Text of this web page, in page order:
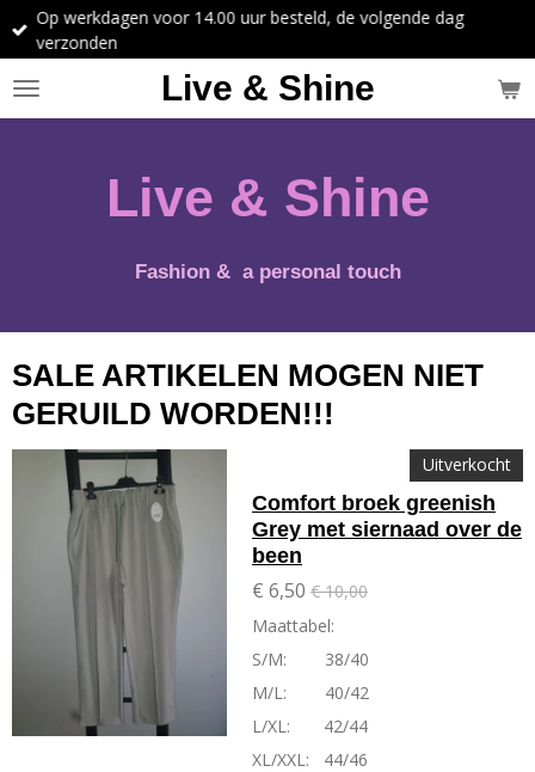
Ga
direct
de
hoofdinhoud
Live & Shine
Op werkdagen voor 14.00 uur besteld, de volgende dag
verzonden
Live & Shine
Fashion & a personal touch
SALE ARTIKELEN MOGEN NIET
GERUILD WORDEN!!!
Uitverkocht
Comfort broek greenish
Grey met siernaad over de
been
€ 6,50 € 10,00
Maattabel:
S/M: 38/40
M/L: 40/42
L/XL: 42/44
XL/XXL: 44/46